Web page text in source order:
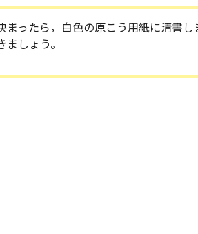
まったら，白色の原こう用紙に清書
ましょう。